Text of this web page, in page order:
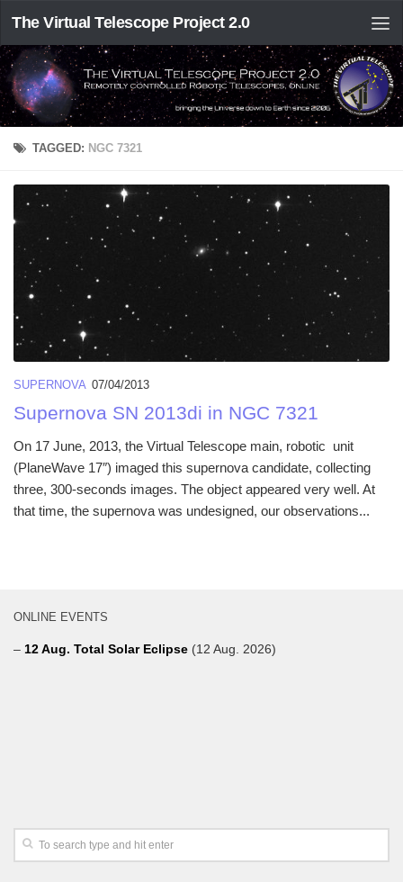
The Virtual Telescope Project 2.0
TAGGED: NGC 7321
SUPERNOVA 07/04/2013
Supernova SN 2013di in NGC 7321
On 17 June, 2013, the Virtual Telescope main, robotic unit
(PlaneWave 17″) imaged this supernova candidate, collecting
three, 300-seconds images. The object appeared very well. At
that time, the supernova was undesigned, our observations...
ONLINE EVENTS
– 12 Aug. Total Solar Eclipse (12 Aug. 2026)